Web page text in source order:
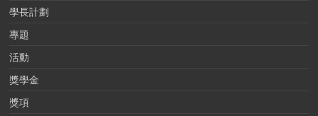
學長計劃
專題
活動
獎學金
獎項